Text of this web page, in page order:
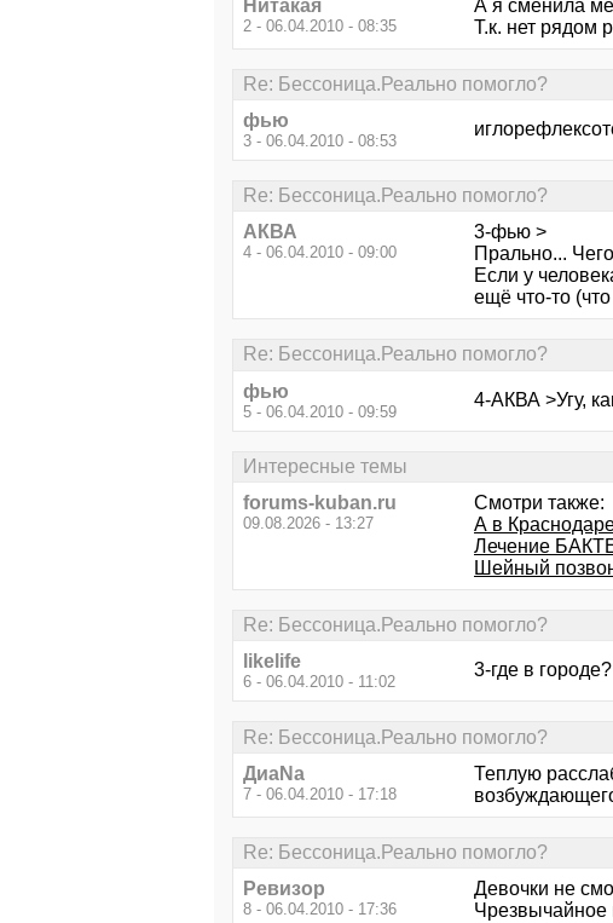
Нитакая
2 - 06.04.2010 - 08:35
А я сменила
Т.к. нет рядом
Re: Бессоница.Реально помогло?
фью
3 - 06.04.2010 - 08:53
Re: Бессоница.Реально помогло?
АКВА
4 - 06.04.2010 - 09:00
3-фью >
Прально...
Если у
ещё что-то
Re: Бессоница.Реально помогло?
фью
5 - 06.04.2010 - 09:59
4-АКВА >Угу,
Интересные темы
forums-kuban.ru
09.08.2026 - 13:27
Смотри также:
А в
Лечение
Шейный
Re: Бессоница.Реально помогло?
likelife
6 - 06.04.2010 - 11:02
3-где в городе?
Re: Бессоница.Реально помогло?
ДиаNa
7 - 06.04.2010 - 17:18
Теплую
Re: Бессоница.Реально помогло?
Ревизор
8 - 06.04.2010 - 17:36
Девочки не
Чрезвычайное